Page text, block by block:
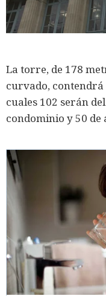
Unmute
La torre, de 178
curvado, contendrá
cuales 102 serán
condominio y 50 de